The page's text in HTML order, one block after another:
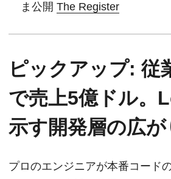
ま公開 The Register
ピックアップ: 従
で売上5億ドル。
示す開発層の広が
プロのエンジニアが本番コード